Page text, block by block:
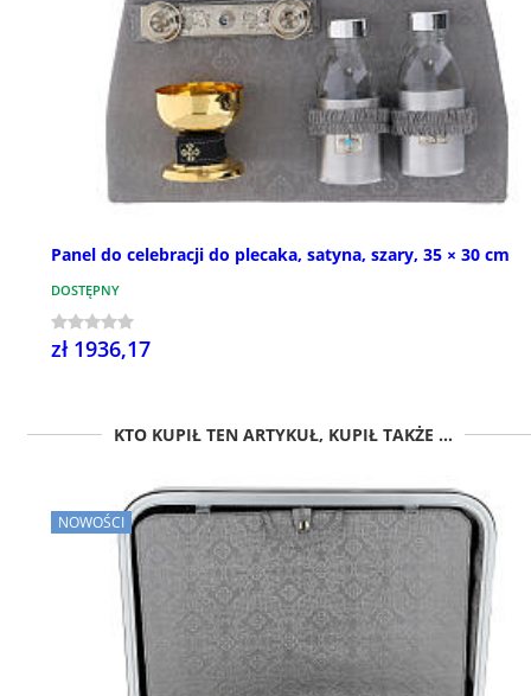
Panel do celebracji do plecaka, satyna, szary, 35 × 30 cm
DOSTĘPNY
zł 1936,17
KTO KUPIŁ TEN ARTYKUŁ, KUPIŁ TAKŻE ...
NOWOŚCI